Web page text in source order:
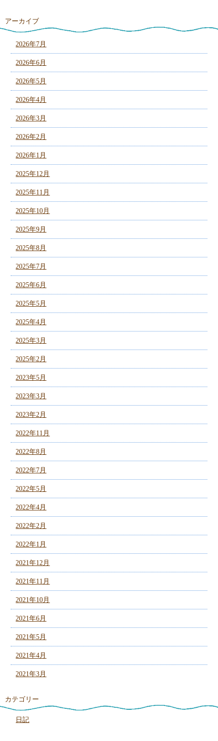
アーカイブ
2026年7月
2026年6月
2026年5月
2026年4月
2026年3月
2026年2月
2026年1月
2025年12月
2025年11月
2025年10月
2025年9月
2025年8月
2025年7月
2025年6月
2025年5月
2025年4月
2025年3月
2025年2月
2023年5月
2023年3月
2023年2月
2022年11月
2022年8月
2022年7月
2022年5月
2022年4月
2022年2月
2022年1月
2021年12月
2021年11月
2021年10月
2021年6月
2021年5月
2021年4月
2021年3月
カテゴリー
日記